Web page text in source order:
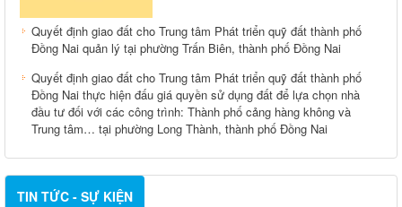
Quyết định giao đất cho Trung tâm Phát triển quỹ đất thành phố
Đồng Nai quản lý tại phường Trấn Biên, thành phố Đồng Nai
Quyết định giao đất cho Trung tâm Phát triển quỹ đất thành phố
Đồng Nai thực hiện đấu giá quyền sử dụng đất để lựa chọn nhà
đầu tư đối với các công trình: Thành phố cảng hàng không và
Trung tâm… tại phường Long Thành, thành phố Đồng Nai
TIN TỨC - SỰ KIỆN